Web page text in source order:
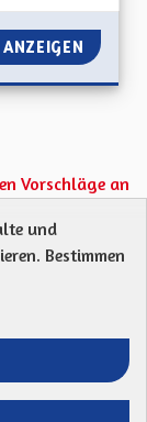
PISTES
Vorschläge an
- Collectivité
mains -
und
Bestimmen